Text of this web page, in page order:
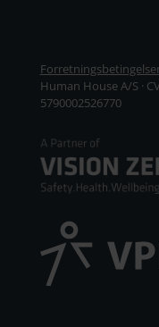
Human House A/S ·
5790002526770